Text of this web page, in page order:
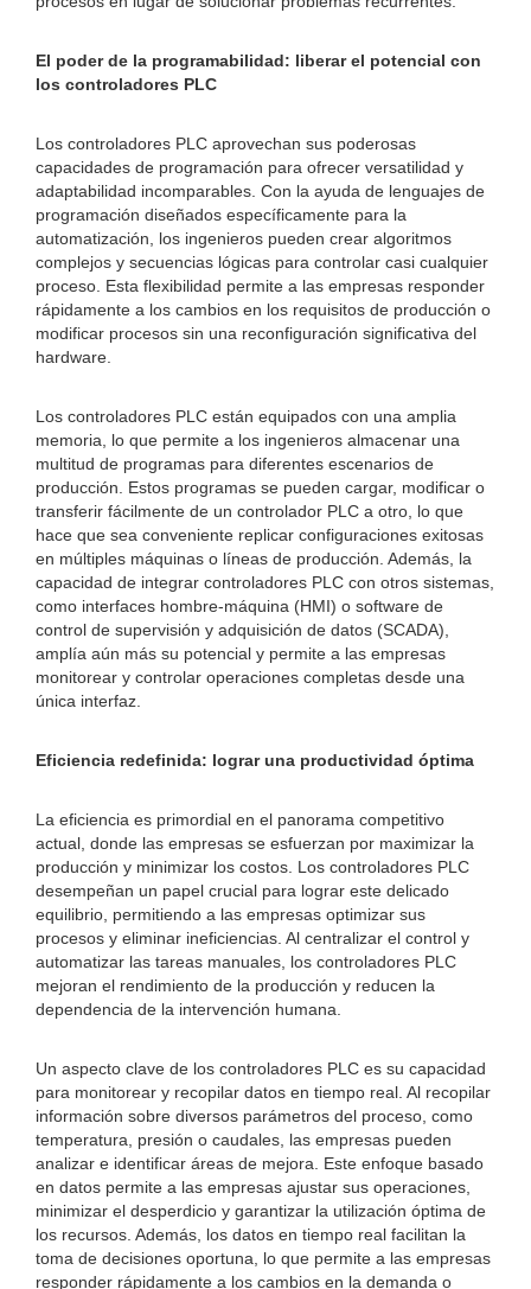
El poder de la programabilidad: liberar el potencial con
los controladores PLC
Los controladores PLC aprovechan sus poderosas
capacidades de programación para ofrecer versatilidad y
adaptabilidad incomparables. Con la ayuda de lenguajes de
programación diseñados específicamente para la
automatización, los ingenieros pueden crear algoritmos
complejos y secuencias lógicas para controlar casi cualquier
proceso. Esta flexibilidad permite a las empresas responder
rápidamente a los cambios en los requisitos de producción o
modificar procesos sin una reconfiguración significativa del
hardware.
Los controladores PLC están equipados con una amplia
memoria, lo que permite a los ingenieros almacenar una
multitud de programas para diferentes escenarios de
producción. Estos programas se pueden cargar, modificar o
transferir fácilmente de un controlador PLC a otro, lo que
hace que sea conveniente replicar configuraciones exitosas
en múltiples máquinas o líneas de producción. Además, la
capacidad de integrar controladores PLC con otros sistemas,
como interfaces hombre-máquina (HMI) o software de
control de supervisión y adquisición de datos (SCADA),
amplía aún más su potencial y permite a las empresas
monitorear y controlar operaciones completas desde una
única interfaz.
Eficiencia redefinida: lograr una productividad óptima
La eficiencia es primordial en el panorama competitivo
actual, donde las empresas se esfuerzan por maximizar la
producción y minimizar los costos. Los controladores PLC
desempeñan un papel crucial para lograr este delicado
equilibrio, permitiendo a las empresas optimizar sus
procesos y eliminar ineficiencias. Al centralizar el control y
automatizar las tareas manuales, los controladores PLC
mejoran el rendimiento de la producción y reducen la
dependencia de la intervención humana.
Un aspecto clave de los controladores PLC es su capacidad
para monitorear y recopilar datos en tiempo real. Al recopilar
información sobre diversos parámetros del proceso, como
temperatura, presión o caudales, las empresas pueden
analizar e identificar áreas de mejora. Este enfoque basado
en datos permite a las empresas ajustar sus operaciones,
minimizar el desperdicio y garantizar la utilización óptima de
los recursos. Además, los datos en tiempo real facilitan la
toma de decisiones oportuna, lo que permite a las empresas
responder rápidamente a los cambios en la demanda o